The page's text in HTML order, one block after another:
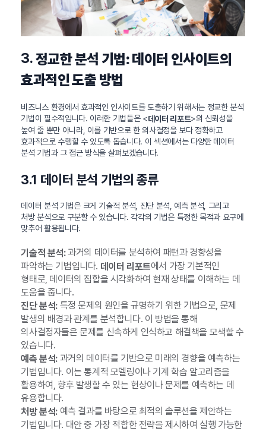
3.정교한 분석 기법: 데이터 인사이트의
효과적인 도출 방법
비즈니스 환경에서 효과적인 인사이트를 도출하기 위해서는 정교한 분석
기법이 필수적입니다. 이러한 기법들은 <데이터 리포트>의 신뢰성을
높여 줄 뿐만 아니라, 이를 기반으로 한 의사결정을 보다 정확하고
효과적으로 수행할 수 있도록 돕습니다. 이 섹션에서는 다양한 데이터
분석 기법과 그 접근 방식을 살펴보겠습니다.
3.1 데이터 분석 기법의 종류
데이터 분석 기법은 크게 기술적 분석, 진단 분석, 예측 분석, 그리고
처방 분석으로 구분할 수 있습니다. 각각의 기법은 특정한 목적과 요구에
맞추어 활용됩니다.
기술적 분석:과거의 데이터를 분석하여 패턴과 경향성을
파악하는 기법입니다. 데이터 리포트에서 가장 기본적인
형태로, 데이터의 집합을 시각화하여 현재 상태를 이해하는 데
도움을 줍니다.
진단 분석:특정 문제의 원인을 규명하기 위한 기법으로, 문제
발생의 배경과 관계를 분석합니다. 이 방법을 통해
의사결정자들은 문제를 신속하게 인식하고 해결책을 모색할 수
있습니다.
예측 분석:과거의 데이터를 기반으로 미래의 경향을 예측하는
기법입니다. 이는 통계적 모델링이나 기계 학습 알고리즘을
활용하여, 향후 발생할 수 있는 현상이나 문제를 예측하는 데
유용합니다.
처방 분석:예측 결과를 바탕으로 최적의 솔루션을 제안하는
기법입니다. 대안 중 가장 적합한 전략을 제시하여 실행 가능한